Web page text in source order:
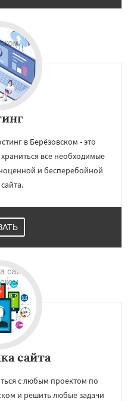
в Берёзовском - это
все необходимые
и бесперебойной
сайта
с любым проектом по
и решить любые задачи